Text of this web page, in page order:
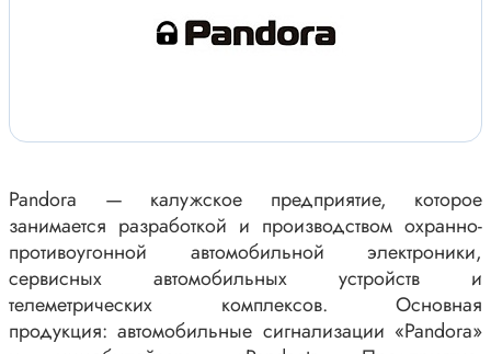
Светотехника и электрика
Pandora — калужское предприятие, которое
занимается разработкой и производством охранно-
противоугонной автомобильной электроники,
сервисных автомобильных устройств и
телеметрических комплексов. Основная
продукция: автомобильные сигнализации «Pandora»